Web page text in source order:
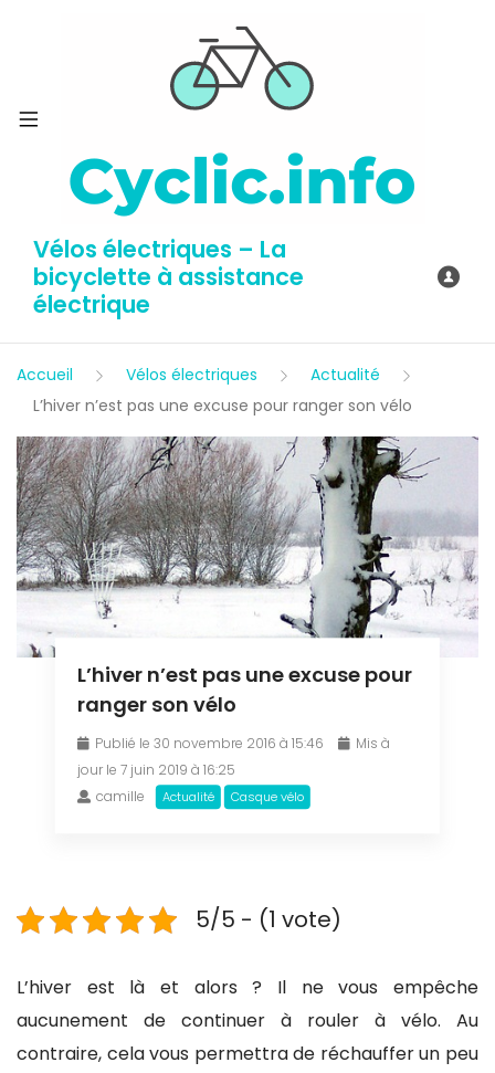
Vélos électriques – La
bicyclette à assistance
électrique
Accueil Vélos électriques
Actualité
L’hiver n’est pas une excuse pour ranger son vélo
L’hiver n’est pas une excuse pour
ranger son vélo
Publié le 30 novembre 2016 à 15:46
Mis à
jour le 7 juin 2019 à 16:25
camille
Actualité Casque vélo
5/5 - (1 vote)
L’hiver est là et alors ? Il ne vous empêche
aucunement de continuer à rouler à vélo. Au
contraire, cela vous permettra de réchauffer un peu